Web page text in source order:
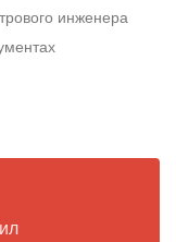
инженера